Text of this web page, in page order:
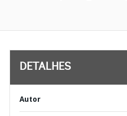
DETALHES
Autor